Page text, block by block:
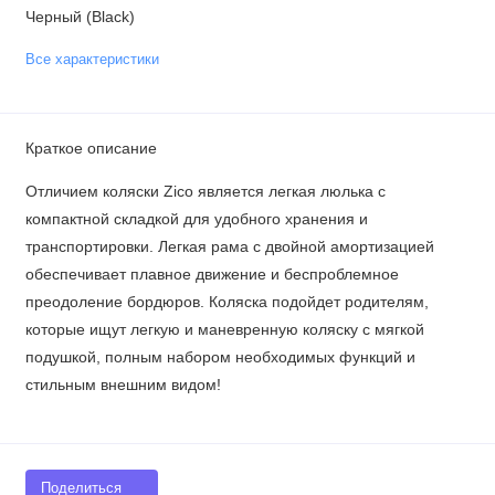
Черный (Black)
Все характеристики
Краткое описание
Отличием коляски Zico является легкая люлька с
компактной складкой для удобного хранения и
транспортировки. Легкая рама с двойной амортизацией
обеспечивает плавное движение и беспроблемное
преодоление бордюров. Коляска подойдет родителям,
которые ищут легкую и маневренную коляску с мягкой
подушкой, полным набором необходимых функций и
стильным внешним видом!
Поделиться